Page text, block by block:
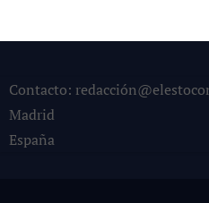
Contacto:
Madrid
España